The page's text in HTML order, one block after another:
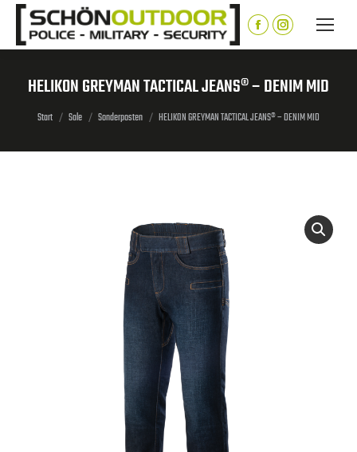
springen
Facebook
page
in
new
Instagram
page
in
new
HELIKON GREYMAN TACTICAL JEANS® – DENIM MID
Sie befinden sich hier:
Start Sale Sonderposten HELIKON GREYMAN TACTICAL JEANS® – DENIM MID